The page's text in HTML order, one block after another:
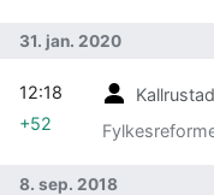
31. jan. 2020
Kallrustad
12:18
+52
8. sep. 2018